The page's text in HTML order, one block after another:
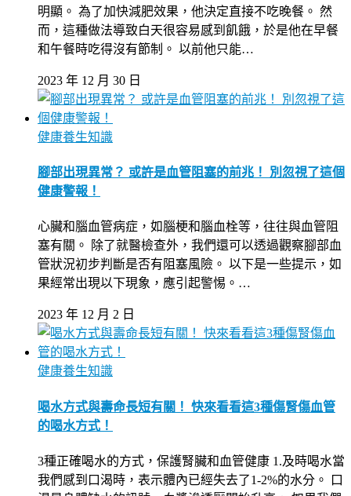
明顯。 為了加快減肥效果，他決定直接不吃晚餐。 然
而，這種做法導致白天很容易感到飢餓，於是他在早餐
和午餐時吃得沒有節制。 以前他只能…
2023 年 12 月 30 日
健康養生知識
腳部出現異常？ 或許是血管阻塞的前兆！ 別忽視了這個
健康警報！
心臟和腦血管病症，如腦梗和腦血栓等，往往與血管阻
塞有關。 除了就醫檢查外，我們還可以透過觀察腳部血
管狀況初步判斷是否有阻塞風險。 以下是一些提示，如
果經常出現以下現象，應引起警惕。…
2023 年 12 月 2 日
健康養生知識
喝水方式與壽命長短有關！ 快來看看這3種傷腎傷血管
的喝水方式！
3種正確喝水的方式，保護腎臟和血管健康 1.及時喝水當
我們感到口渴時，表示體內已經失去了1-2%的水分。 口